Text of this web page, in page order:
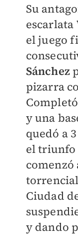
Su
escarlata
el juego
Sánchez
pizarra
y una
quedó a
el triunfo
comenzó
Ciudad
y dando